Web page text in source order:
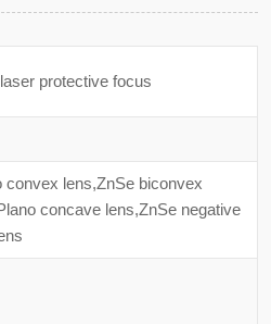
protective focus
convex lens,ZnSe biconvex
concave lens,ZnSe negative